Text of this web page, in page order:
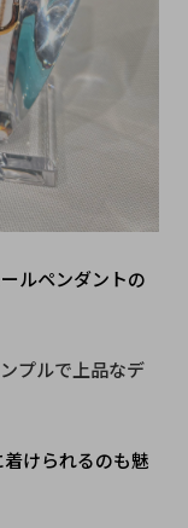
ルペンダントの
プルで上品なデ